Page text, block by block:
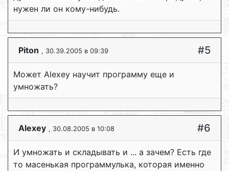
нужен ли он кому-нибудь.
Piton , 30.39.2005 в 09:39 #5
Может Alexey научит программу еще и
умножать?
Alexey , 30.08.2005 в 10:08 #6
И умножать и складывать и ... а зачем? Есть где
то масенькая программулька, которая именно